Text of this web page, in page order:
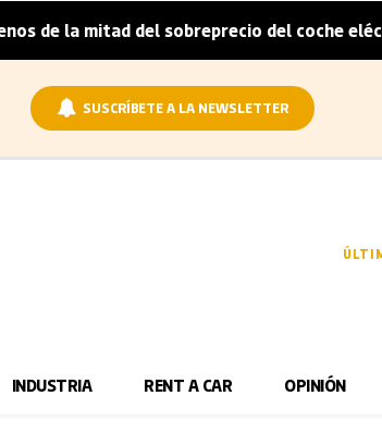
del sobreprecio del coche eléctrico
SUSCRÍBETE A LA NEWSLETTER
INDUSTRIA RENT A CAR OPINIÓN